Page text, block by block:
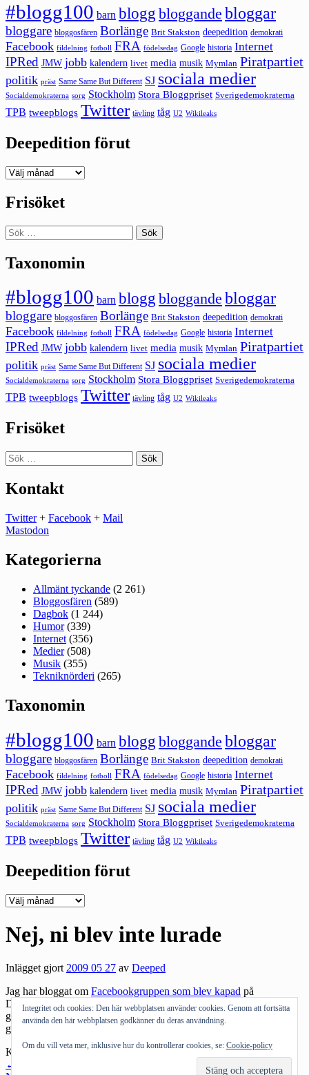
#blogg100 barn blogg bloggande bloggar
bloggare bloggosfären Borlänge Brit Stakston deepedition demokrati
Facebook fildelning fotboll FRA födelsedag Google historia Internet
IPRed JMW jobb kalendern livet media musik Mymlan Piratpartiet
politik präst Same Same But Different SJ sociala medier
Socialdemokraterna sorg Stockholm Stora Bloggpriset Sverigedemokraterna
TPB tweepblogs Twitter tävling tåg U2 Wikileaks
Deepedition förut
Deepedition
Frisöket
Sök
efter:
Taxonomin
#blogg100 barn blogg bloggande bloggar
bloggare bloggosfären Borlänge Brit Stakston deepedition demokrati
Facebook fildelning fotboll FRA födelsedag Google historia Internet
IPRed JMW jobb kalendern livet media musik Mymlan Piratpartiet
politik präst Same Same But Different SJ sociala medier
Socialdemokraterna sorg Stockholm Stora Bloggpriset Sverigedemokraterna
TPB tweepblogs Twitter tävling tåg U2 Wikileaks
Frisöket
Sök
efter:
Kontakt
Twitter+ Facebook + Mail
Mastodon
Kategorierna
Allmänt tyckande (2 261)
Bloggosfären (589)
Dagbok (1 244)
Humor(339)
Internet (356)
Medier(508)
Musik (355)
Tekniknörderi (265)
Taxonomin
#blogg100 barn blogg bloggande bloggar
bloggare bloggosfären Borlänge Brit Stakston deepedition demokrati
Facebook fildelning fotboll FRA födelsedag Google historia Internet
IPRed JMW jobb kalendern livet media musik Mymlan Piratpartiet
politik präst Same Same But Different SJ sociala medier
Socialdemokraterna sorg Stockholm Stora Bloggpriset Sverigedemokraterna
TPB tweepblogs Twitter tävling tåg U2 Wikileaks
Deepedition förut
Deepedition
Nej, ni blev inte lurade
Inlägget gjort2009 05 27 av Deeped
Jag har bloggat om Facebookgruppen som blev kapad på
Digitalpr.se. Sorgligt att såmångaväljer att tro att de som startade
gruppen från början hade det här som plan. Att ECPAT
göra en sån flat figur runt det hela är sorgligt minst sagt.
Kategorier: Medier
Inläggsnavigering
←
Integritet och cookies: Den här webbplatsen använder cookies. Genom att fortsätta
använda den här webbplatsen godkänner du deras användning.
Om du vill veta mer, inklusive hur du kontrollerar cookies, se: Cookie-policy